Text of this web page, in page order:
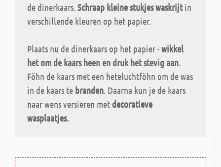
de dinerkaars. Schraap kleine stukjes waskrijtin
verschillende kleuren op het papier.
Plaats nu de dinerkaars op het papier -wikkel
het om de kaars heen en druk het stevig aan.
Föhn de kaars met een heteluchtföhn om de was
in de kaars te branden. Daarna kun je de kaars
naar wens versieren met decoratieve
wasplaatjes.